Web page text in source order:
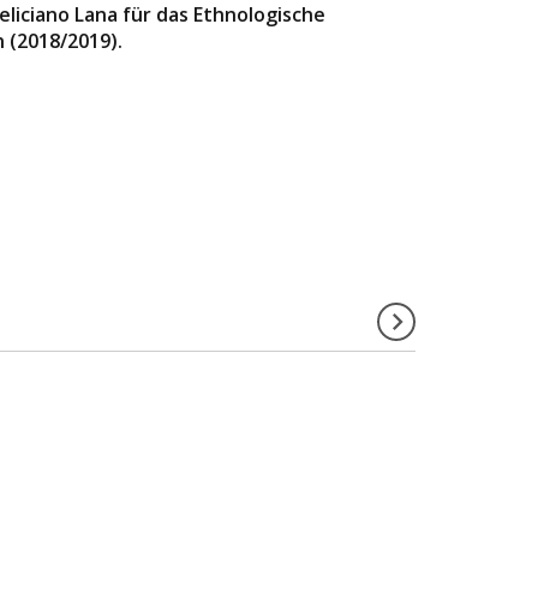
Lana für das Ethnologische
2019).